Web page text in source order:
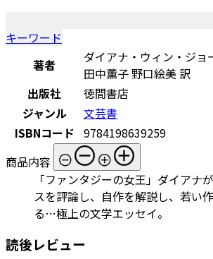
キーワード
著者
ダイアナ・ウィン・ジョ
田中薫子 野口絵美 訳
出版社
徳間書店
ジャンル
文芸書
ISBNコード 9784198639259
商品内容
「ファンタジーの女王」ダイアナ
スを評論し、自作を解説し、若い
る…極上の文学エッセイ。
読後レビュー